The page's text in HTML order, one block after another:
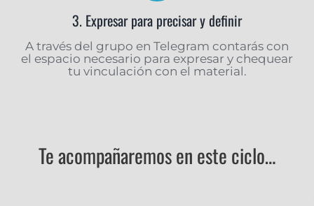
3. Expresar para precisar y definir
A través del grupo en Telegram contarás con
el espacio necesario para expresar y chequear
tu vinculación con el material.
Te acompañaremos en este ciclo…